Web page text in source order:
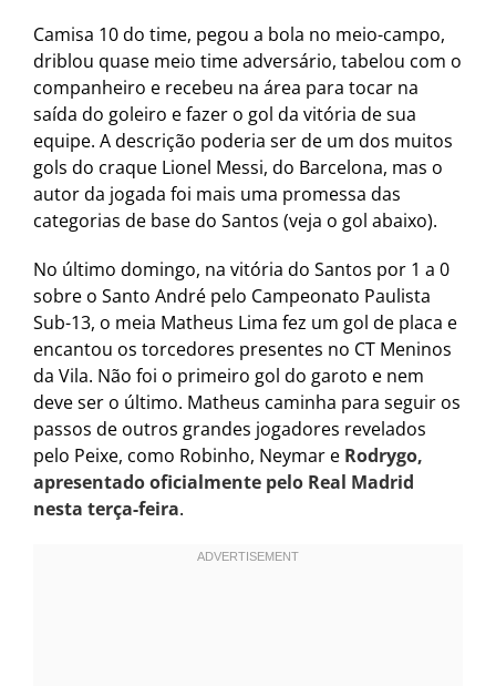
Camisa 10 do time, pegou a bola no meio-campo,
driblou quase meio time adversário, tabelou com o
companheiro e recebeu na área para tocar na
saída do goleiro e fazer o gol da vitória de sua
equipe. A descrição poderia ser de um dos muitos
gols do craque Lionel Messi, do Barcelona, mas o
autor da jogada foi mais uma promessa das
categorias de base do Santos (veja o gol abaixo).
No último domingo, na vitória do Santos por 1 a 0
sobre o Santo André pelo Campeonato Paulista
Sub-13, o meia Matheus Lima fez um gol de placa e
encantou os torcedores presentes no CT Meninos
da Vila. Não foi o primeiro gol do garoto e nem
deve ser o último. Matheus caminha para seguir os
passos de outros grandes jogadores revelados
pelo Peixe, como Robinho, Neymar e Rodrygo,
apresentado oficialmente pelo Real Madrid
nesta terça-feira.